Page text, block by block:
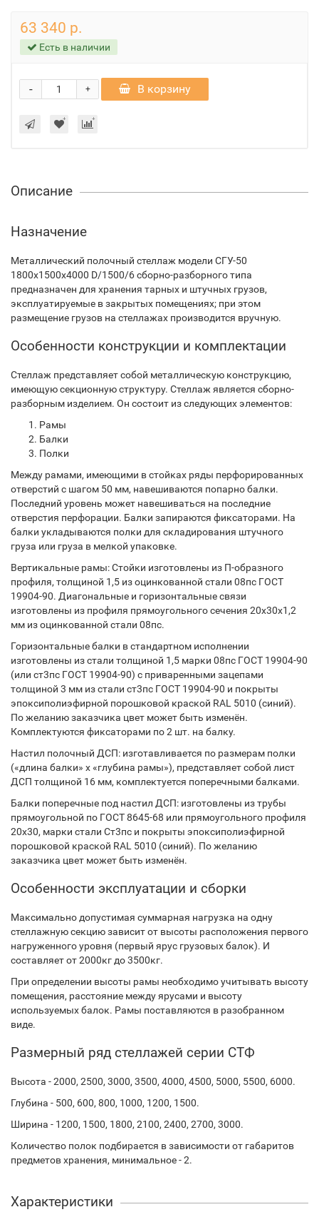
63 340 р.
Есть в наличии
+
- В корзину
Описание
Назначение
Металлический полочный стеллаж модели СГУ-50
1800х1500х4000 D/1500/6 сборно-разборного типа
предназначен для хранения тарных и штучных грузов,
эксплуатируемые в закрытых помещениях; при этом
размещение грузов на стеллажах производится вручную.
Особенности конструкции и комплектации
Стеллаж представляет собой металлическую конструкцию,
имеющую секционную структуру. Стеллаж является сборно-
разборным изделием. Он состоит из следующих элементов:
Рамы
Балки
Полки
Между рамами, имеющими в стойках ряды перфорированных
отверстий с шагом 50 мм, навешиваются попарно балки.
Последний уровень может навешиваться на последние
отверстия перфорации. Балки запираются фиксаторами. На
балки укладываются полки для складирования штучного
груза или груза в мелкой упаковке.
Вертикальные рамы: Стойки изготовлены из П-образного
профиля, толщиной 1,5 из оцинкованной стали 08пс ГОСТ
19904-90. Диагональные и горизонтальные связи
изготовлены из профиля прямоугольного сечения 20х30х1,2
мм из оцинкованной стали 08пс.
Горизонтальные балки в стандартном исполнении
изготовлены из стали толщиной 1,5 марки 08пс ГОСТ 19904-90
(или ст3пс ГОСТ 19904-90) с приваренными зацепами
толщиной 3 мм из стали ст3пс ГОСТ 19904-90 и покрыты
эпоксиполиэфирной порошковой краской RAL 5010 (синий).
По желанию заказчика цвет может быть изменён.
Комплектуются фиксаторами по 2 шт. на балку.
Настил полочный ДСП: изготавливается по размерам полки
(«длина балки» х «глубина рамы»), представляет собой лист
ДСП толщиной 16 мм, комплектуется поперечными балками.
Балки поперечные под настил ДСП: изготовлены из трубы
прямоугольной по ГОСТ 8645-68 или прямоугольного профиля
20х30, марки стали Ст3пс и покрыты эпоксиполиэфирной
порошковой краской RAL 5010 (синий). По желанию
заказчика цвет может быть изменён.
Особенности эксплуатации и сборки
Максимально допустимая суммарная нагрузка на одну
стеллажную секцию зависит от высоты расположения первого
нагруженного уровня (первый ярус грузовых балок). И
составляет от 2000кг до 3500кг.
При определении высоты рамы необходимо учитывать высоту
помещения, расстояние между ярусами и высоту
используемых балок. Рамы поставляются в разобранном
виде.
Размерный ряд стеллажей серии СТФ
Высота - 2000, 2500, 3000, 3500, 4000, 4500, 5000, 5500, 6000.
Глубина - 500, 600, 800, 1000, 1200, 1500.
Ширина - 1200, 1500, 1800, 2100, 2400, 2700, 3000.
Количество полок подбирается в зависимости от габаритов
предметов хранения, минимальное - 2.
Характеристики